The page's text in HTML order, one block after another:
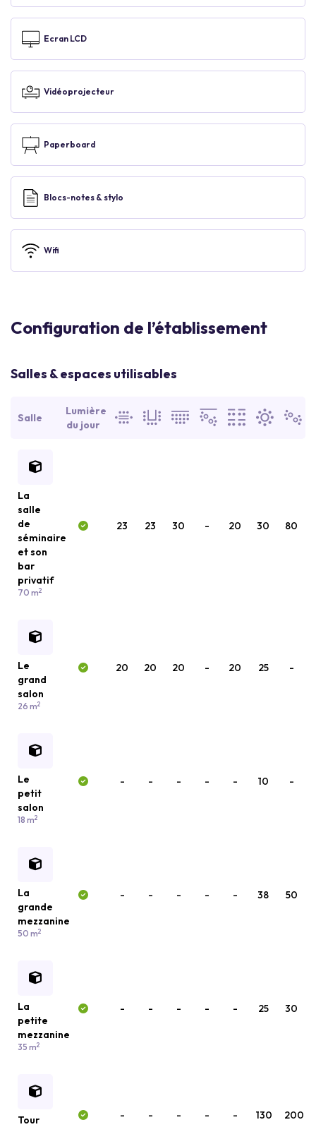
Ecran LCD
Vidéoprojecteur
Paperboard
Blocs-notes & stylo
Wifi
Configuration de l’établissement
Salles & espaces utilisables
Salle
Lumière
du jour
La
salle
de
séminaire
et son
bar
privatif
70 m2
23 23 30 - 20 30 80
Le
grand
salon
26 m2
20 20 20 - 20 25 -
Le
petit
salon
18 m2
- - - - - 10 -
La
grande
mezzanine
50 m2
- - - - - 38 50
La
petite
mezzanine
35 m2
- - - - - 25 30
Tour
- - - - - 130 200